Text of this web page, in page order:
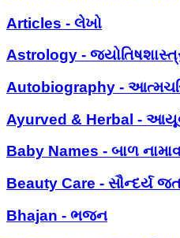
Articles - લેખો
Astrology -
Autobiography -
Ayurved & Herbal -
Baby Names - બાળ
Beauty Care - સૌન્દર્ય
Bhajan - ભજન